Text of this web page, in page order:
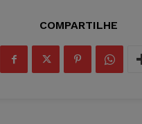
COMPARTILHE